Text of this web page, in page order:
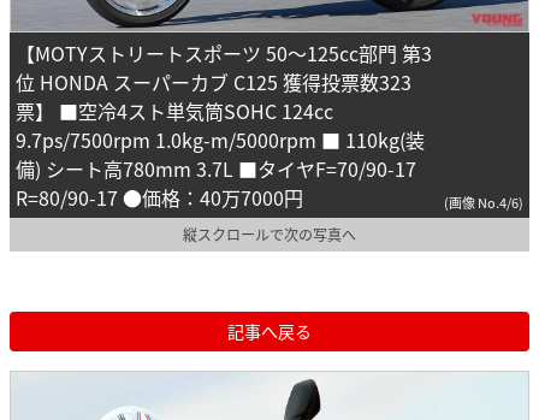
【MOTYストリートスポーツ 50～125cc部門 第3
位 HONDA スーパーカブ C125 獲得投票数323
票】 ■空冷4スト単気筒SOHC 124cc
9.7ps/7500rpm 1.0kg-m/5000rpm ■ 110kg(装
備) シート高780mm 3.7L ■タイヤF=70/90-17
R=80/90-17 ●価格：40万7000円
(画像 No.4/6)
縦スクロールで次の写真へ
記事へ戻る